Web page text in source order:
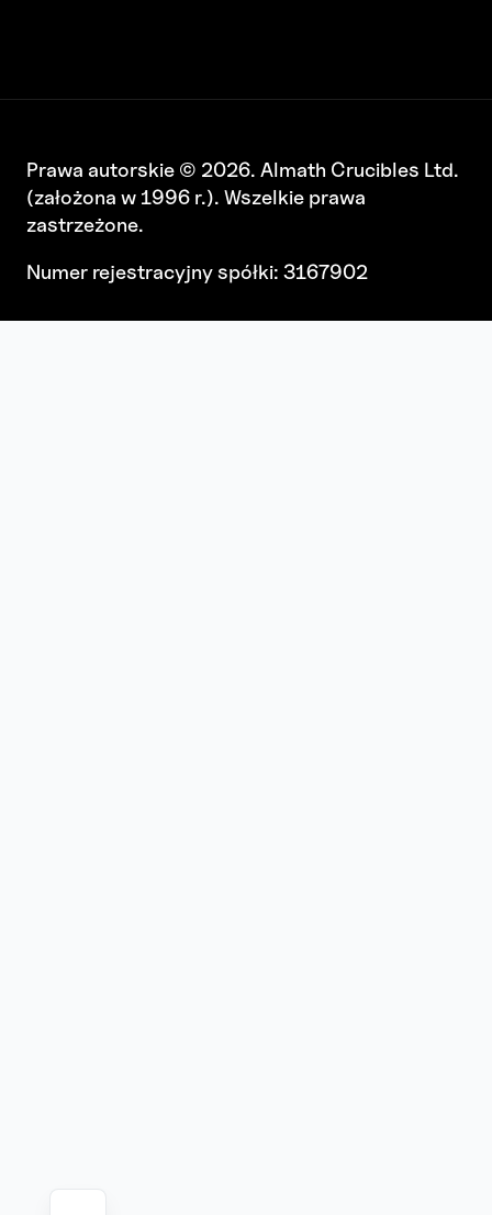
Prawa autorskie © 2026. Almath Crucibles Ltd.
(założona w 1996 r.). Wszelkie prawa
zastrzeżone.
Numer rejestracyjny spółki: 3167902